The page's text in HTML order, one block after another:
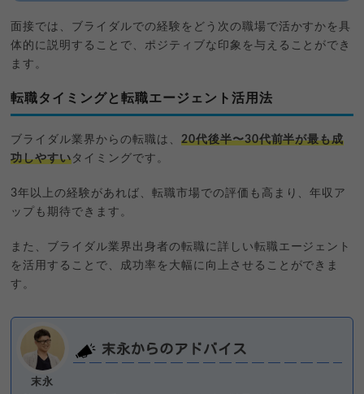
面接では、ブライダルでの経験をどう次の職場で活かすかを具
体的に説明することで、ポジティブな印象を与えることができ
ます。
転職タイミングと転職エージェント活用法
ブライダル業界からの転職は、 20代後半〜30代前半が最も成
功しやすいタイミングです。
3年以上の経験があれば、転職市場での評価も高まり、年収ア
ップも期待できます。
また、ブライダル業界出身者の転職に詳しい転職エージェント
を活用することで、成功率を大幅に向上させることができま
す。
末永
末永からのアドバイス